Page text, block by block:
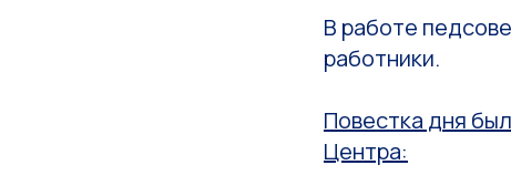
В работе
работники.
Повестка дня
Центра: